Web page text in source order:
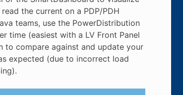
the current on a PDP/PDH
teams, use the PowerDistribution
time (easiest with a LV Front Panel
to compare against and update your
expected (due to incorrect load